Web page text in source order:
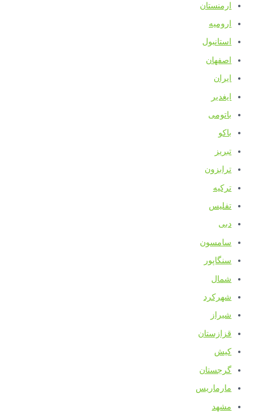
ارمنستان
ارومیه
استانبول
اصفهان
ایران
ایغدیر
باتومی
باکو
تبریز
ترابزون
ترکیه
تفلیس
دبی
سامسون
سنگاپور
شمال
شهرکرد
شیراز
قزازستان
کیش
گرجستان
مارماریس
مشهد